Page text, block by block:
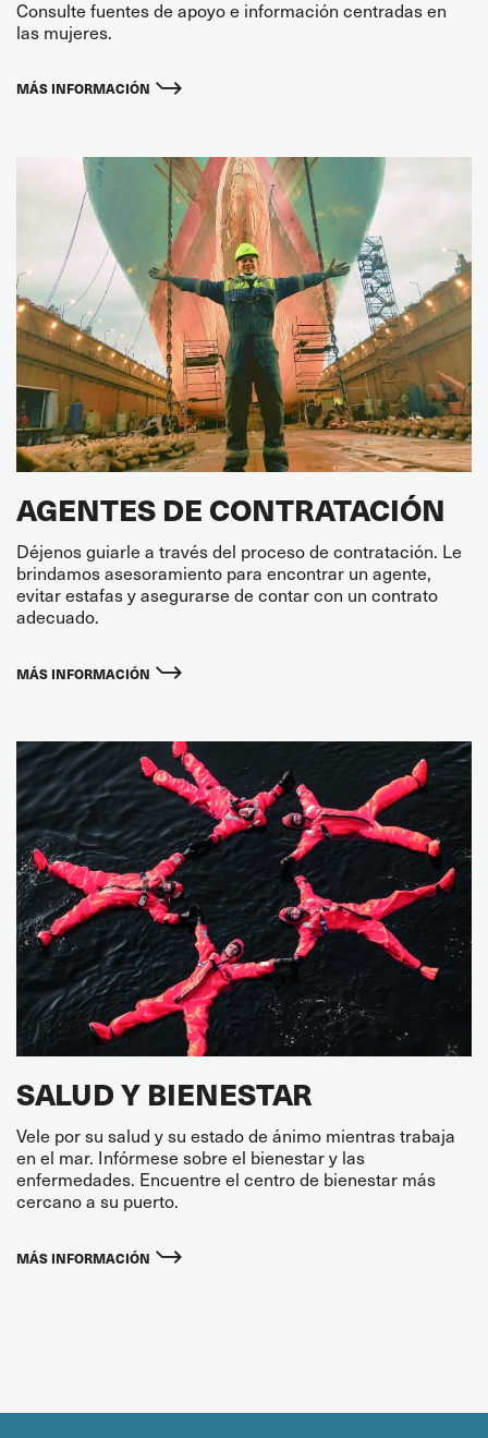
Consulte fuentes de apoyo e información centradas en
las mujeres.
MÁS INFORMACIÓN
AGENTES DE CONTRATACIÓN
Déjenos guiarle a través del proceso de contratación. Le
brindamos asesoramiento para encontrar un agente,
evitar estafas y asegurarse de contar con un contrato
adecuado.
MÁS INFORMACIÓN
SALUD Y BIENESTAR
Vele por su salud y su estado de ánimo mientras trabaja
en el mar. Infórmese sobre el bienestar y las
enfermedades. Encuentre el centro de bienestar más
cercano a su puerto.
MÁS INFORMACIÓN